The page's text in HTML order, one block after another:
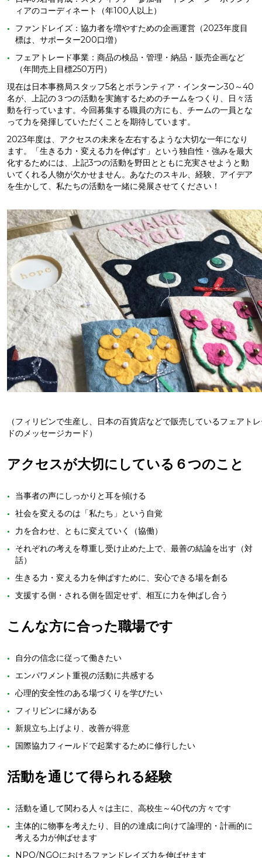
ィアのコーディネート（年100人以上）
ファンドレイズ：協力者を増やすための企画運営（2023年度目
標は、サポーター200口増）
フェアトレード事業：商品の検品・管理・納品・販売企画など
（年間売上目標250万円）
現在は日本事務局スタッフ5名とボランティア・インターン30～40
名が、上記の３つの活動を実施するためのチームをつくり、日々活
動を行っています。今回募集する職員の方にも、チームの一員とな
って力を発揮していただくことを期待しています。
2023年度は、アクセスの未来を左右するような大切な一年になり
ます。「生きる力・変える力を伸ばす」という独自性・強みを最大
化するためには、上記3つの活動を野田とともに充実させようと動
いてくれる人物が欠かせません。あなたのスキル、経験、アイデア
を生かして、私たちの活動を一緒に発展させてください！
（フィリピンで生産し、日本の百貨店などで販売しているフェアト
ドのメッセージカード）
アクセスが大切にしている６つのこと
当事者の声にしっかりと耳を傾ける
社会を変えるのは「私たち」という自覚
力を合わせ、ともに変えていく（協働）
それぞれの考えを尊重し受け止めた上で、最善の結論を出す（対
話）
生きる力・変える力を伸ばすために、安心できる場を創る
支援する側・される側を固定せず、相互に力を伸ばし合う
こんな方に合った職場です
自分の信念に従って働きたい
エンパワメント重視の活動に共感する
心理的安全性のある場づくりを学びたい
フィリピンに縁がある
新規立ち上げより、改善が得意
国際協力フィールドで起業するために修行したい
活動を通じて得られる経験
活動を通して関わる人々は主に、高校生～40代の方々です
主体的に物事を考えたり、目的の達成に向けて論理的・計画的に
考える力が伸ばせます
NPO/NGOにおけるファンドレイズ力を伸ばせます